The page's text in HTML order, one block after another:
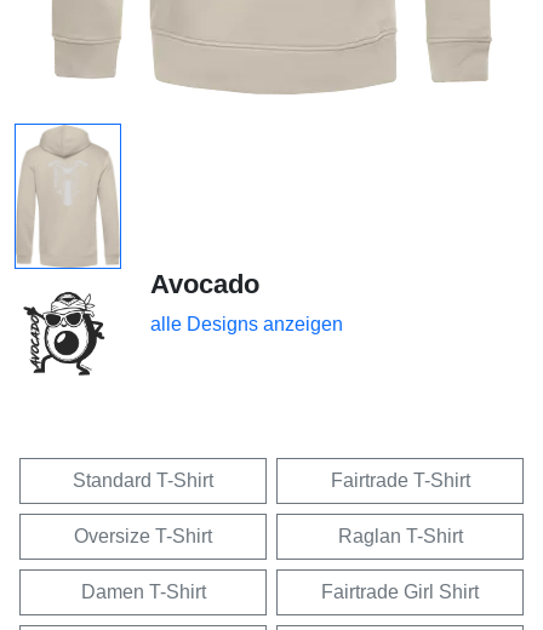
Avocado
alle Designs anzeigen
Standard T-Shirt Fairtrade T-Shirt
Oversize T-Shirt Raglan T-Shirt
Damen T-Shirt Fairtrade Girl Shirt